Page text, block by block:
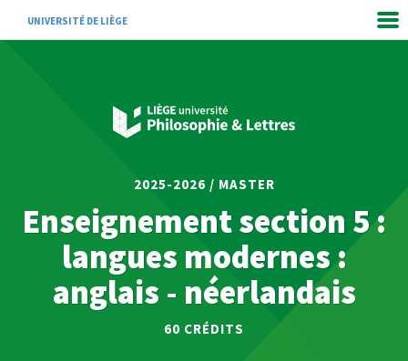
UNIVERSITÉ DE LIÈGE
2025-2026 / MASTER
Enseignement section 5 :
langues modernes :
anglais - néerlandais
60 CRÉDITS